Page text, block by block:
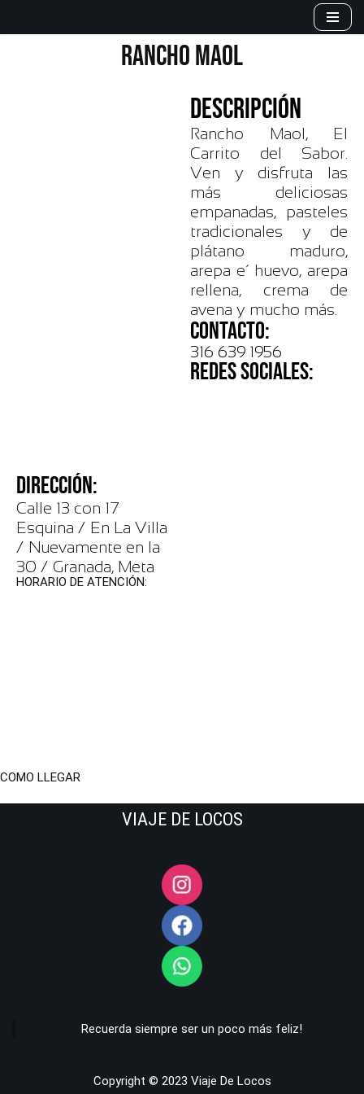
RANCHO MAOL
DESCRIPCIÓN
Rancho Maol, El
Carrito del Sabor.
Ven y disfruta las
más deliciosas
empanadas, pasteles
tradicionales y de
plátano maduro,
arepa e´ huevo, arepa
rellena, crema de
avena y mucho más.
CONTACTO:
316 639 1956
REDES SOCIALES:
DIRECCIÓN:
Calle 13 con 17
Esquina / En La Villa
/ Nuevamente en la
30 / Granada, Meta
HORARIO DE ATENCIÓN:
COMO LLEGAR
VIAJE DE LOCOS
Recuerda siempre ser un poco más feliz!
Copyright © 2023 Viaje De Locos